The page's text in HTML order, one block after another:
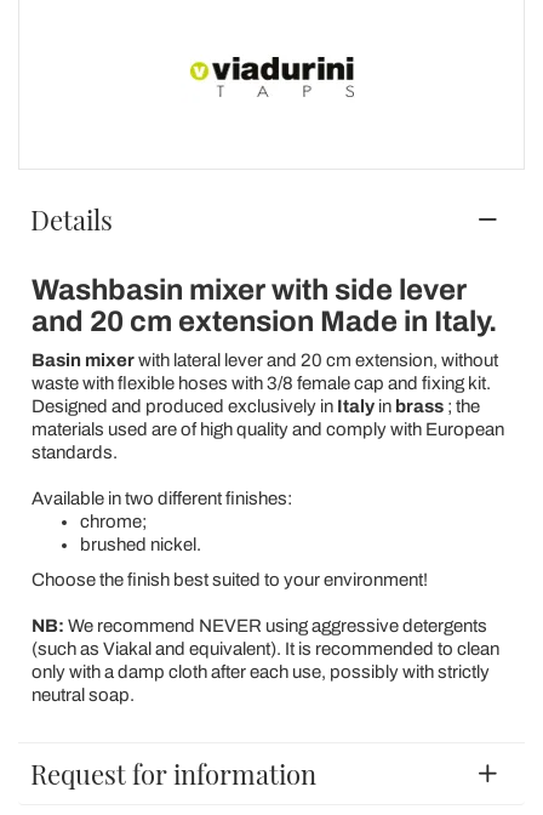
Details
Washbasin mixer with side lever
and 20 cm extension Made in Italy.
Basin mixerwith lateral lever and 20 cm extension, without
waste with flexible hoses with 3/8 female cap and fixing kit.
Designed and produced exclusively in Italyin brass; the
materials used are of high quality and comply with European
standards.
Available in two different finishes:
chrome;
brushed nickel.
Choose the finish best suited to your environment!
NB: We recommend NEVER using aggressive detergents
(such as Viakal and equivalent). It is recommended to clean
only with a damp cloth after each use, possibly with strictly
neutral soap.
Request for information